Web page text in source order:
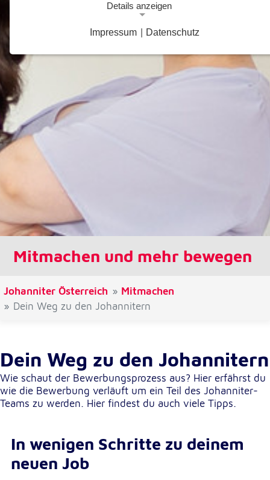
Mitmachen und mehr bewegen
Johanniter Österreich
Mitmachen
Dein Weg zu den Johannitern
Dein Weg zu den Johannitern
Wie schaut der Bewerbungsprozess aus? Hier erfährst du
wie die Bewerbung verläuft um ein Teil des Johanniter-
Teams zu werden. Hier findest du auch viele Tipps.
In wenigen Schritte zu deinem
neuen Job
Details anzeigen
Notwendige Cookies ermöglichen grundlegende
Funktionen und sind für die einwandfreie Funktion
der Website erforderlich.
Google Analytics Opt-Out-Cookie
Zweck:
Dieser Cookie speichert die gewählte
Einverständnisoption bezüglich Google Analytics
Opt-Out
Cookie Laufzeit:
Name:
cookie_consent
Dieser Cookie speichert die ausgewählten
Einverständnis-Optionen des Benutzers
Cookie Laufzeit:
1 Jahr
Statistik
Statistik Cookies erfassen Informationen anonym.
Impressum Datenschutz